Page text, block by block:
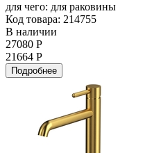
для чего: для раковины
Код товара: 214755
В наличии
27080 Р
21664 Р
Подробнее